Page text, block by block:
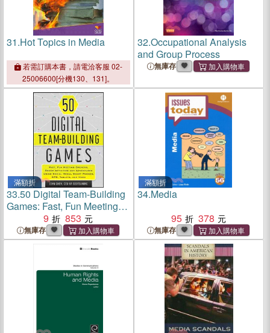
31.Hot Topics in Media
若需訂購本書，請電洽客服 02-
25006600[分機130、131]。
32.Occupational Analysis
and Group Process
無庫存
滿額折
33.50 Digital Team-Building
Games: Fast, Fun Meeting
Openers, Group
Activities,And Adventures
Using Social Media, Smart
Phones, Gps, Tablets, And
9 853
無庫存
滿額折
34.Media
95
378
無庫存